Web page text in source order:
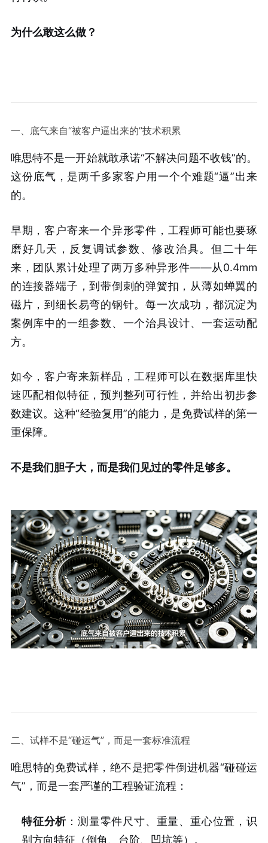
为什么敢这么做？
一、底气来自“被客户逼出来的”技术积累
唯思特不是一开始就敢承诺“不解决问题不收钱”的。
这份底气，是两千多家客户用一个个难题“逼”出来
的。
早期，客户寄来一个异形零件，工程师可能也要琢
磨好几天，反复调试参数、修改治具。但二十年
来，团队累计处理了两万多种异形件——从0.4mm
的连接器端子，到带倒刺的弹簧扣，从薄如蝉翼的
磁片，到细长易弯的钢针。每一次成功，都沉淀为
案例库中的一组参数、一个治具设计、一套运动配
方。
如今，客户寄来新样品，工程师可以在数据库里快
速匹配相似特征，预判整列可行性，并给出初步参
数建议。这种“经验复用”的能力，是免费试样的第一
重保障。
不是我们胆子大，而是我们见过的零件足够多。
二、试样不是“碰运气”，而是一套标准流程
唯思特的免费试样，绝不是把零件倒进机器“碰碰运
气”，而是一套严谨的工程验证流程：
特征分析 ：测量零件尺寸、重量、重心位置，识
别方向特征（倒角、台阶、凹坑等）。